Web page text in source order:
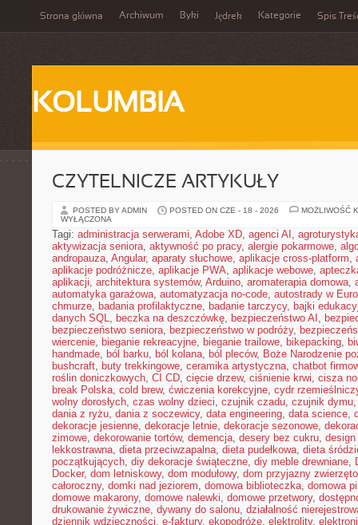
Strona główna Archiwum Byki Jędrek Kategorie Spis
KOLUMBIA
CZYTELNICZE ARTYKUŁY
POSTED BY ADMIN POSTED ON CZE - 18 - 2026
MOŻLIWOŚĆ
WYŁĄCZONA
Tagi: administracja serwerami, Adobe XD, agenci AI ,
aktywizacja seniora, aktywność po pracy, alergie pokarmowe,
andropauza, Angular, aparaty słuchowe, aplikacje cross-platform,
aplikacje podróżnicze, aplikacje PWA, aplikacje webowe,
aplikacji, architektura systemów, Arduino, aromaterapia domowa,
automatyka garażowa, automatyzacja no-code, autostrady w
chmurze, badania profilaktyczne, badanie tarczycy, bajki
danych SQL, beczka na deszczówkę, bezpieczeństwo AI ,
bezpieczeństwo seniora, bezpieczeństwo w podróży,
wiercenie, bieganie rekreacyjne, bieganie trailowe, bikepacking,
handmade, ból barku, ból kolana, ból pleców, Boże Narodzenie
bushcraft, buty trekkingowe, ceramika artystyczna, chatbot
roślin doniczkowych, CI CD, cięcie drzew, ciśnienie krwi, cisza
break Polska, cold brew, ćwiczenia korekcyjne, cydr
wolny dorosłych, czas wolny dzieci, czujnik czadu, czujnik dymu
dania z ryżu, dania z soczewicy, data engineering, data science,
dekoracje jesienne, dekoracje letnie, dekoracje sezonowe,
zimowe, dekorowanie tortów, demencja, desery bez cukru,
lekkostrawna, dieta przeciwzapalna, dieta pudełkowa, dieta
początkujących, diy dekoracje świąteczne, diy meble drewniane,
Docker, dom letniskowy, dom modułowy, dom przyjazny
całoroczny, domki nad jeziorem, domowa biblioteczka, domowa
domowe makarony, domowe nalewki, domowe przetwory,
drukowanie żywiczne, dywany do salonu, działalność
dziennik wdzięczności, e-faktury, ekopodróże, elektrolity,